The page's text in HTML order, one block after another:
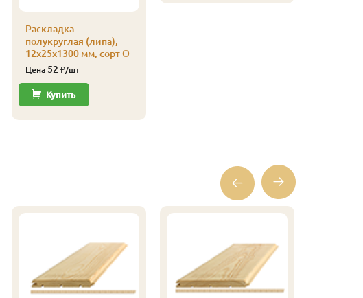
Раскладка
полукруглая (липа),
12х25х1300 мм, сорт О
Цена 52 ₽/шт
Купить